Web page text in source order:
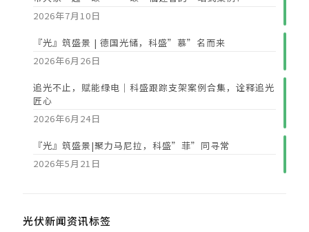
2026年7月10日
『光』筑盛景 | 德国光储，科盛”慕”名而来
2026年6月26日
追光不止，赋能绿电｜科盛跟踪支架案例合集，诠释追光
匠心
2026年6月24日
『光』筑盛景|聚力马尼拉，科盛”菲”同寻常
2026年5月21日
光伏新闻资讯标签